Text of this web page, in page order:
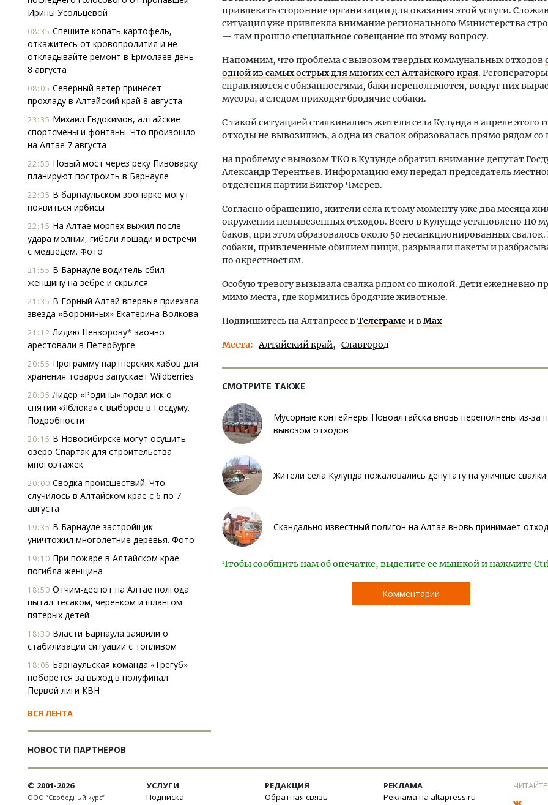
Ирины Усольцевой
08:35 Спешите копать картофель,
откажитесь от кровопролития и не
откладывайте ремонт в Ермолаев день
8 августа
08:05 Северный ветер принесет
прохладу в Алтайский край 8 августа
23:35 Михаил Евдокимов, алтайские
спортсмены и фонтаны. Что произошло
на Алтае 7 августа
22:55 Новый мост через реку Пивоварку
планируют построить в Барнауле
22:35 В барнаульском зоопарке могут
появиться ирбисы
22:15 На Алтае морпех выжил после
удара молнии, гибели лошади и встречи
с медведем. Фото
21:55 В Барнауле водитель сбил
женщину на зебре и скрылся
21:35 В Горный Алтай впервые приехала
звезда «Ворониных» Екатерина Волкова
21:12 Лидию Невзорову* заочно
арестовали в Петербурге
20:55 Программу партнерских хабов для
хранения товаров запускает Wildberries
20:35 Лидер «Родины» подал иск о
снятии «Яблока» с выборов в Госдуму.
Подробности
20:15 В Новосибирске могут осушить
озеро Спартак для строительства
многоэтажек
20:00 Сводка происшествий. Что
случилось в Алтайском крае с 6 по 7
августа
19:35 В Барнауле застройщик
уничтожил многолетние деревья. Фото
19:10 При пожаре в Алтайском крае
погибла женщина
18:50 Отчим-деспот на Алтае полгода
пытал тесаком, черенком и шлангом
пятерых детей
18:30 Власти Барнаула заявили о
стабилизации ситуации с топливом
18:05 Барнаульская команда «Трегуб»
поборется за выход в полуфинал
Первой лиги КВН
ВСЯ ЛЕНТА
НОВОСТИ ПАРТНЕРОВ
привлекать сторонние организации для оказания этой услуги.
ситуация уже привлекла внимание регионального Министерства
— там прошло специальное совещание по этому вопросу.
Напомним, что проблема с вывозом твердых коммунальных отходов
одной из самых острых для многих сел Алтайского края.
справляются с обязанностями, баки переполняются, вокруг них
мусора, а следом приходят бродячие собаки.
С такой ситуацией сталкивались жители села Кулунда в апреле этого
отходы не вывозились, а одна из свалок образовалась прямо рядом
на проблему с вывозом ТКО в Кулунде обратил внимание депутат
Александр Терентьев. Информацию ему передал председатель
отделения партии Виктор Чмерев.
Согласно обращению, жители села к тому моменту уже два месяца
окружении невывезенных отходов. Всего в Кулунде установлено 110
баков, при этом образовалось около 50 несанкционированных
собаки, привлеченные обилием пищи, разрывали пакеты и
по окрестностям.
Особую тревогу вызывала свалка рядом со школой. Дети ежедневно
мимо места, где кормились бродячие животные.
Подпишитесь на Алтапресс вТелеграмеи вMax
Места Алтайский край Славгород
СМОТРИТЕ ТАКЖЕ
Мусорные контейнеры Новоалтайска вновь переполнены из-за
вывозом отходов
Жители села Кулунда пожаловались депутату на уличные свалки
Скандально известный полигон на Алтае вновь принимает
Чтобы сообщить нам об опечатке, выделите ее мышкой и нажмите
Комментарии
© 2001-2026
ООО “Свободный курс”
УСЛУГИ
Подписка
РЕДАКЦИЯ
Обратная связь
РЕКЛАМА
Реклама на altapress.ru